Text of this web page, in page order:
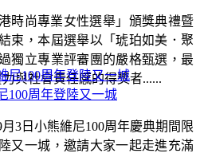
時尚專業女性選舉」頒獎典禮暨
束，本屆選舉以「琥珀如美．聚
獨立專業評審團的嚴格甄選，最
與社會責任感的得獎者......
100周年登陸又一城
3日小熊維尼100周年慶典期間限
又一城，邀請大家一起走進充滿